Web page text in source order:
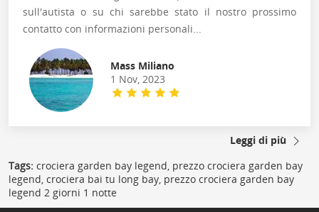
sull'autista o su chi sarebbe stato il nostro prossimo
contatto con informazioni personali...
Mass Miliano
1 Nov, 2023
Leggi di più
Tags: crociera garden bay legend, prezzo crociera garden bay
legend, crociera bai tu long bay, prezzo crociera garden bay
legend 2 giorni 1 notte